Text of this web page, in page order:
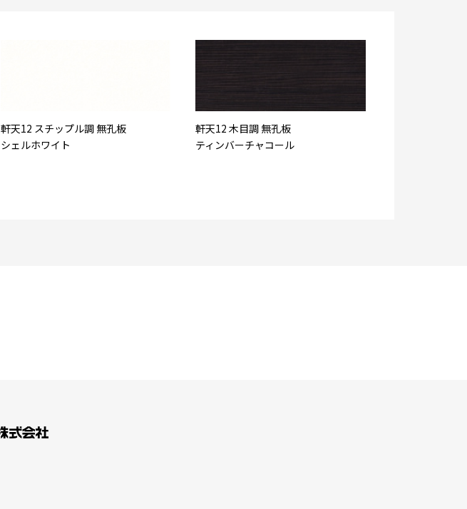
軒天12 スチップル調 無孔板
シェルホワイト
軒天12 木目調 無孔板
ティンバーチャコール